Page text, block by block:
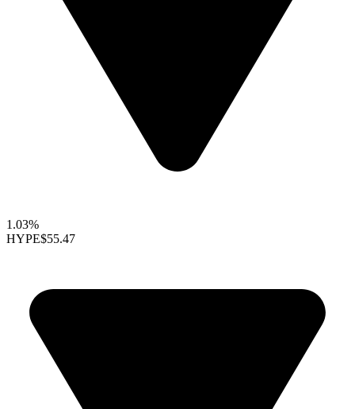
1.03%
HYPE$55.47